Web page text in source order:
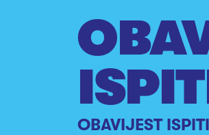
OBAVIJEST